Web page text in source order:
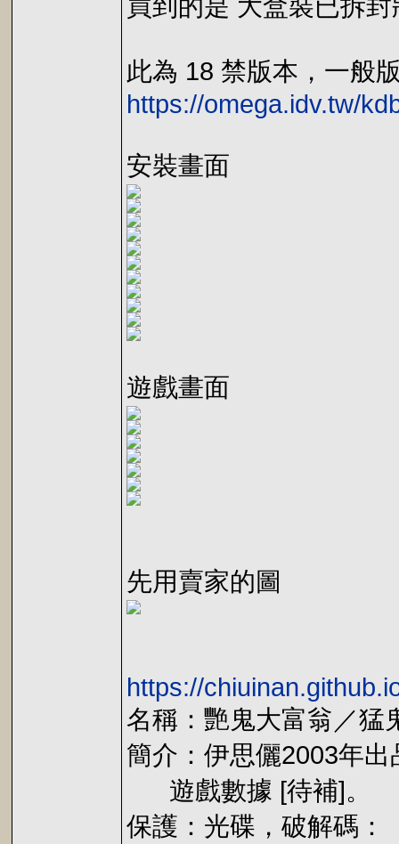
買到的是 大盒裝已拆
此為 18 禁版本，一般
https://omega.idv.tw/
安裝畫面
遊戲畫面
先用賣家的圖
https://
名稱：艷鬼大富翁／猛
簡介：伊思儷2003年
遊戲數據 [待補]。
保護：光碟，破解碼：